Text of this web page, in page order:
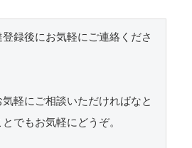
録後にお気軽にご連絡くださ
軽にご相談いただければなと
でもお気軽にどうぞ。